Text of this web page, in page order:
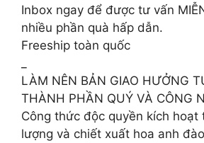
Inbox ngay để được tư vấn
nhiều phần quà hấp dẫn.
Freeship toàn quốc
LÀM NÊN BẢN GIAO HƯỞNG
THÀNH PHẦN QUÝ VÀ CÔNG
Công thức độc quyền kích hoạt
lượng và chiết xuất hoa anh